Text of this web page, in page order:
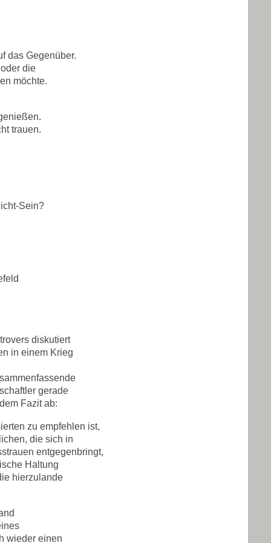
das Gegenüber.
die
möchte.
trauen.
Sein?
diskutiert
in einem Krieg
gerade
Fazit ab:
zu empfehlen ist,
die sich in
entgegenbringt,
Haltung
hierzulande
wieder einen